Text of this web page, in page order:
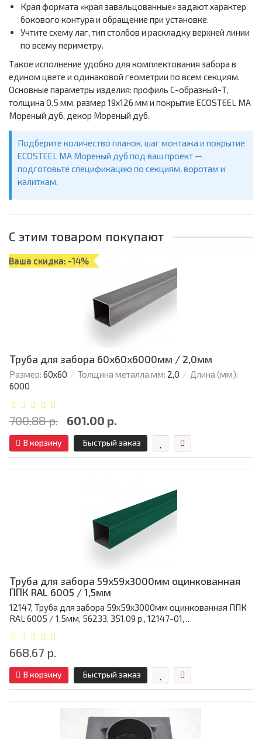
Края формата «края завальцованные» задают характер
бокового контура и обращение при установке.
Учтите схему лаг, тип столбов и раскладку верхней линии
по всему периметру.
Такое исполнение удобно для комплектования забора в
едином цвете и одинаковой геометрии по всем секциям.
Основные параметры изделия: профиль С-образный-Т,
толщина 0.5 мм, размер 19х126 мм и покрытие ECOSTEEL MA
Мореный дуб, декор Мореный дуб.
Подберите количество планок, шаг монтажа и покрытие
ECOSTEEL MA Мореный дуб под ваш проект —
подготовьте спецификацию по секциям, воротам и
калиткам.
С этим товаром покупают
Ваша скидка: -14%
Труба для забора 60х60x6000мм / 2,0мм
Размер: 60х60 Толщина металла,мм: 2,0
Длина (мм):
6000
700.88 р. 601.00 р.
В корзину Быстрый заказ
Труба для забора 59х59x3000мм оцинкованная
ППК RAL 6005 / 1,5мм
12147, Труба для забора 59х59x3000мм оцинкованная ППК
RAL 6005 / 1,5мм, 56233, 351.09 р., 12147-01, ..
668.67 р.
В корзину Быстрый заказ